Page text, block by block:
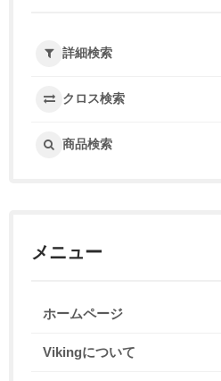
詳細検索
クロス検索
商品検索
メニュー
ホームページ
Vikingについて